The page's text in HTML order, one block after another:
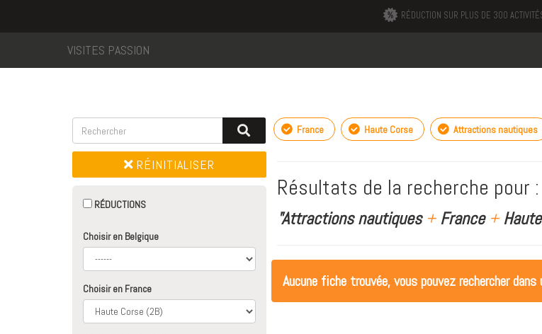
RÉDUCTION SUR PLUS DE 300
VISITES PASSION
RÉINITIALISER
RÉDUCTIONS
Choisir en Belgique
Choisir en France
France Haute Corse Attractions nautiques
Résultats de la recherche pour :
"Attractions nautiques +France +
Aucune fiche trouvée, vous pouvez rechercher